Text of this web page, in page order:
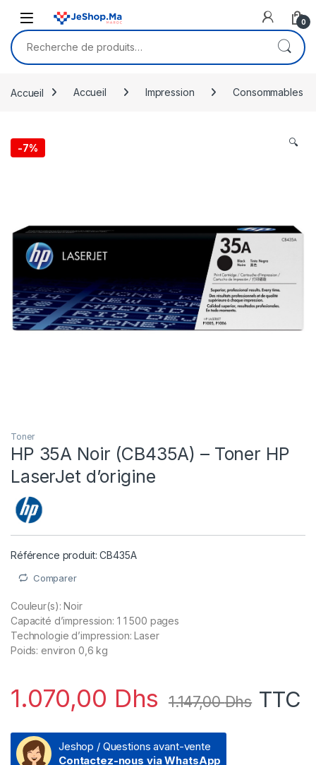
0
Recherche pour :
Accueil Accueil Impression Consommables
-7% 🔍
Toner
HP 35A Noir (CB435A) – Toner HP
LaserJet d’origine
Référence produit: CB435A
Comparer
Couleur(s): Noir
Capacité d’impression: 1 1 500 pages
Technologie d’impression: Laser
Poids: environ 0,6 kg
1.070,00 Dhs 1.147,00Dhs TTC
Jeshop / Questions avant-vente
Contactez-nous via WhatsApp